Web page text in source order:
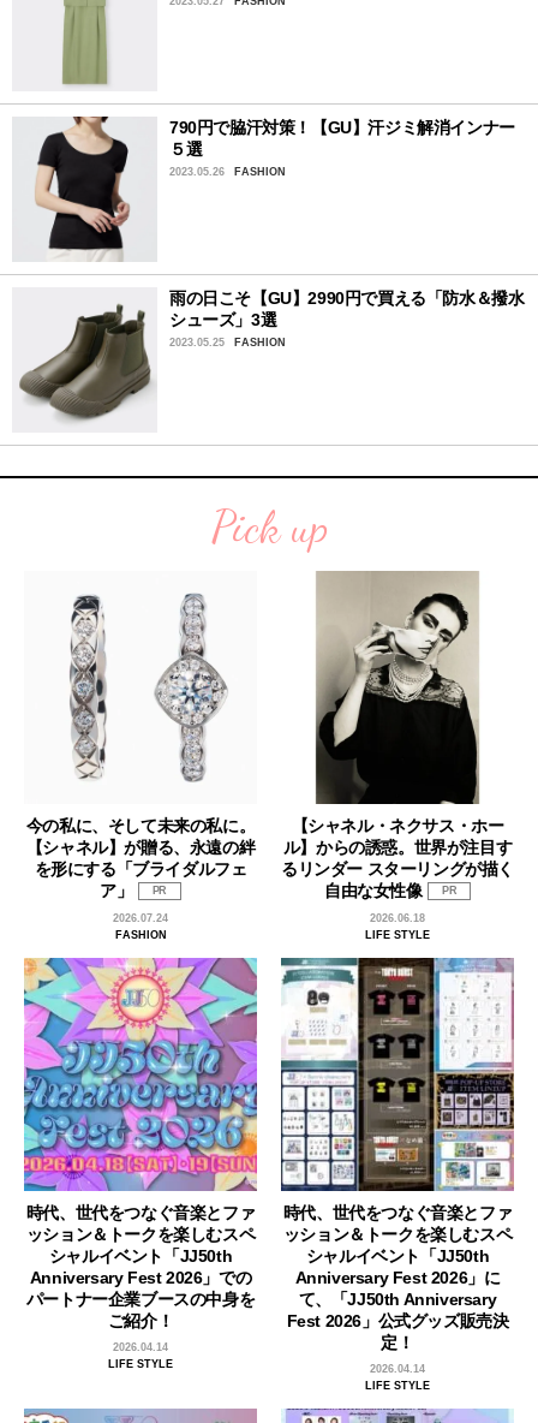
790円で脇汗対策！【GU】汗ジミ解消インナー
５選
2023.05.26 FASHION
雨の日こそ【GU】2990円で買える「防水＆撥水
シューズ」3選
2023.05.25 FASHION
Pick up
今の私に、そして未来の私に。
【シャネル】が贈る、永遠の絆
を形にする「ブライダルフェ
ア」
PR
2026.07.24
FASHION
【シャネル・ネクサス・ホー
ル】からの誘惑。世界が注目す
るリンダー スターリングが描く
自由な女性像
PR
2026.06.18
LIFE STYLE
時代、世代をつなぐ音楽とファ
ッション＆トークを楽しむスペ
シャルイベント「JJ50th
Anniversary Fest 2026」での
パートナー企業ブースの中身を
ご紹介！
2026.04.14
LIFE STYLE
時代、世代をつなぐ音楽とファ
ッション＆トークを楽しむスペ
シャルイベント「JJ50th
Anniversary Fest 2026」に
て、「JJ50th Anniversary
Fest 2026」公式グッズ販売決
定！
2026.04.14
LIFE STYLE